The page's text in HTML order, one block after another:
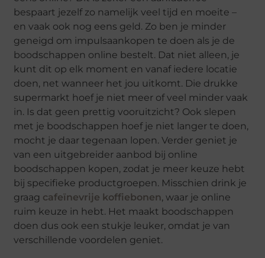
bespaart jezelf zo namelijk veel tijd en moeite –
en vaak ook nog eens geld. Zo ben je minder
geneigd om impulsaankopen te doen als je de
boodschappen online bestelt. Dat niet alleen, je
kunt dit op elk moment en vanaf iedere locatie
doen, net wanneer het jou uitkomt. Die drukke
supermarkt hoef je niet meer of veel minder vaak
in. Is dat geen prettig vooruitzicht? Ook slepen
met je boodschappen hoef je niet langer te doen,
mocht je daar tegenaan lopen. Verder geniet je
van een uitgebreider aanbod bij online
boodschappen kopen, zodat je meer keuze hebt
bij specifieke productgroepen. Misschien drink je
graag cafeïnevrije koffiebonen, waar je online
ruim keuze in hebt. Het maakt boodschappen
doen dus ook een stukje leuker, omdat je van
verschillende voordelen geniet.